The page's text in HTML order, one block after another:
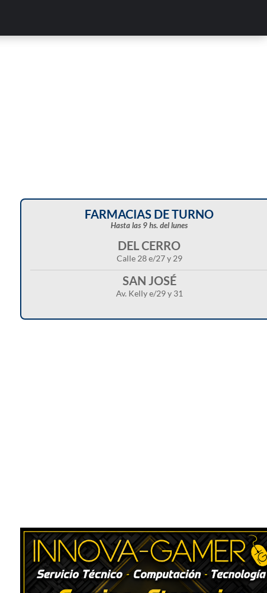
FARMACIAS DE TURNO
Hasta las 9 hs. del lunes
DEL CERRO
Calle 28 e/27 y 29
SAN JOSÉ
Av. Kelly e/29 y 31